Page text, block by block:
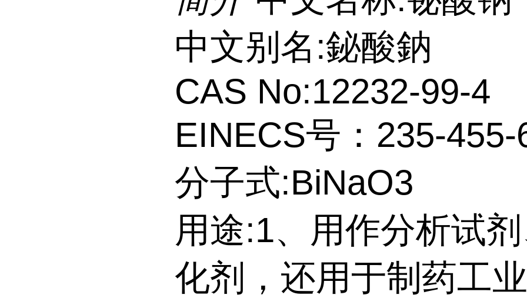
中文别名:鉍酸鈉
CAS No:12232-99-4
EINECS号：235-455-
分子式:BiNaO3
用途:1、用作分析试
化剂，还用于制药工